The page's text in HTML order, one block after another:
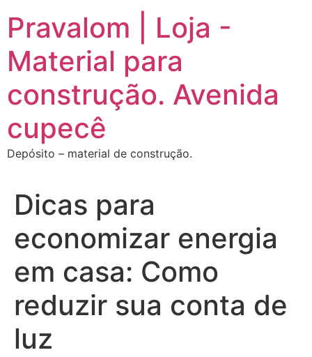
para
conteúdo
Pravalom | Loja -
Material para
construção. Avenida
cupecê
Depósito – material de construção.
Dicas para
economizar energia
em casa: Como
reduzir sua conta de
luz